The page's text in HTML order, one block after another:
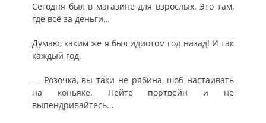
Сегодня был в магазине для взрослых. Это там,
где всё за деньги…
Думаю, каким же я был идиотом год назад! И так
каждый год.
— Розочка, вы таки не рябина, шоб настаивать
на коньяке. Пейте портвейн и не
выпендривайтесь…